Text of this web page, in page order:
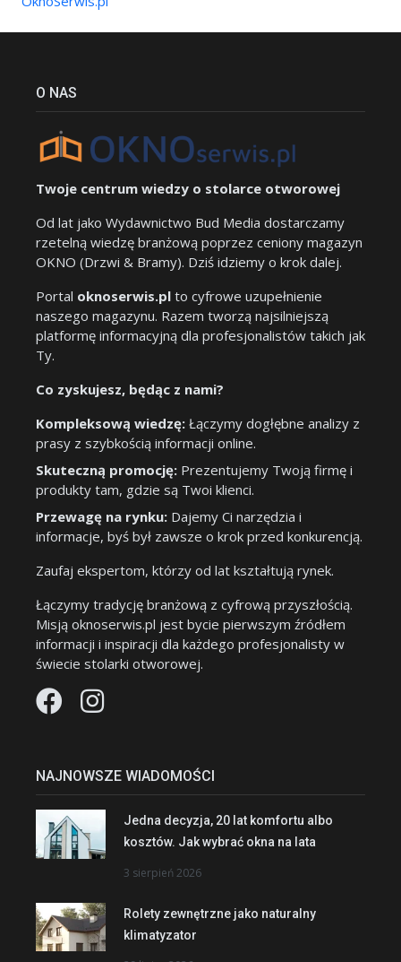
O NAS
Twoje centrum wiedzy o stolarce otworowej
Od lat jako Wydawnictwo Bud Media dostarczamy
rzetelną wiedzę branżową poprzez ceniony magazyn
OKNO (Drzwi & Bramy). Dziś idziemy o krok dalej.
Portal oknoserwis.pl to cyfrowe uzupełnienie
naszego magazynu. Razem tworzą najsilniejszą
platformę informacyjną dla profesjonalistów takich jak
Ty.
Co zyskujesz, będąc z nami?
Kompleksową wiedzę: Łączymy dogłębne analizy z
prasy z szybkością informacji online.
Skuteczną promocję: Prezentujemy Twoją firmę i
produkty tam, gdzie są Twoi klienci.
Przewagę na rynku: Dajemy Ci narzędzia i
informacje, byś był zawsze o krok przed konkurencją.
Zaufaj ekspertom, którzy od lat kształtują rynek.
Łączymy tradycję branżową z cyfrową przyszłością.
Misją oknoserwis.pl jest bycie pierwszym źródłem
informacji i inspiracji dla każdego profesjonalisty w
świecie stolarki otworowej.
NAJNOWSZE WIADOMOŚCI
Jedna decyzja, 20 lat komfortu albo
kosztów. Jak wybrać okna na lata
3 sierpień 2026
Rolety zewnętrzne jako naturalny
klimatyzator